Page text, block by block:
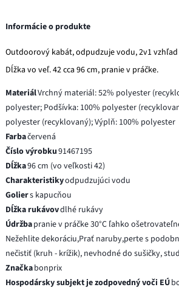
Informácie o produkte
Outdoorový kabát, odpudzuje vodu, 2v1 vzhľad
Dĺžka vo veľ. 42 cca 96 cm, pranie v práčke.
MateriálVrchný materiál: 52% polyester
polyester; Podšívka: 100% polyester
polyester (recyklovaný); Výplň: 100% polyester
Farbačervená
Číslo výrobku91467195
Dĺžka96 cm (vo veľkosti 42)
Charakteristikyodpudzujúci vodu
Goliers kapucňou
Dĺžka rukávovdlhé rukávy
Údržbapranie v práčke 30°C ľahko
Nežehlite dekoráciu,Prať naruby,perte s
nečistiť (kruh - krížik), nevhodné do sušičky,
Značkabonprix
Hospodársky subjekt je zodpovedný voči EÚ